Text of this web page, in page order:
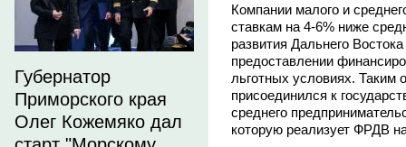
Губернатор
Приморского края
Олег Кожемяко дал
Компании малого и
ставкам на 4-6% ниже
развития Дальнего
предоставлении
льготных условиях. Таким
присоединился к
среднего
которую реализует ФРДВ